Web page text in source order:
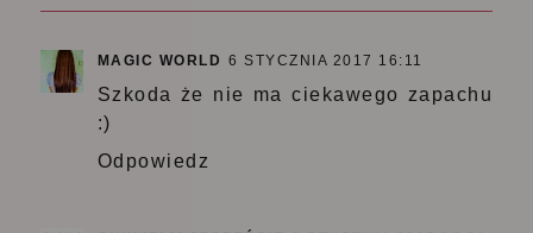
MAGIC WORLD 6 STYCZNIA 2017 16:11
Szkoda że nie ma ciekawego zapachu
:)
Odpowiedz